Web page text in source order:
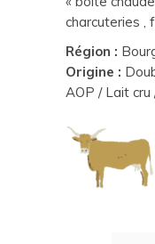
charcuteries ,
Région :
Origine :
AOP / Lait